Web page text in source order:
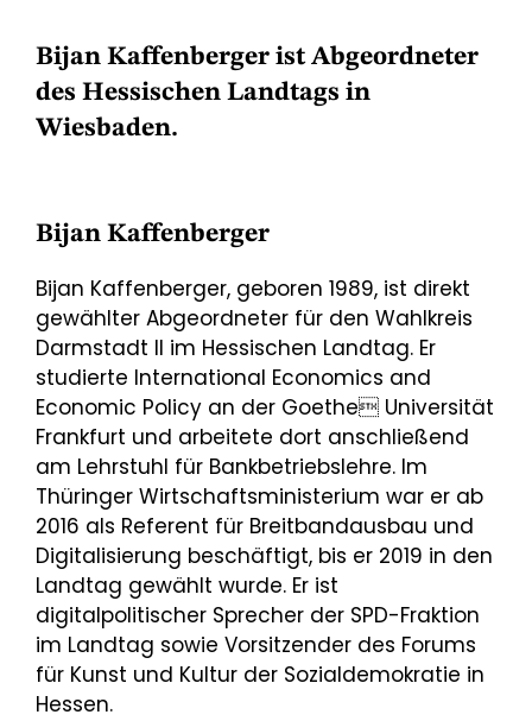
Bijan Kaffenberger ist Abgeordneter
des Hessischen Landtags in
Wiesbaden.
Bijan Kaffenberger
Bijan Kaffenberger, geboren 1989, ist direkt
gewählter Abgeordneter für den Wahlkreis
Darmstadt II im Hessischen Landtag. Er
studierte International Economics and
Economic Policy an der Goethe Universität
Frankfurt und arbeitete dort anschließend
am Lehrstuhl für Bankbetriebslehre. Im
Thüringer Wirtschaftsministerium war er ab
2016 als Referent für Breitbandausbau und
Digitalisierung beschäftigt, bis er 2019 in den
Landtag gewählt wurde. Er ist
digitalpolitischer Sprecher der SPD-Fraktion
im Landtag sowie Vorsitzender des Forums
für Kunst und Kultur der Sozialdemokratie in
Hessen.